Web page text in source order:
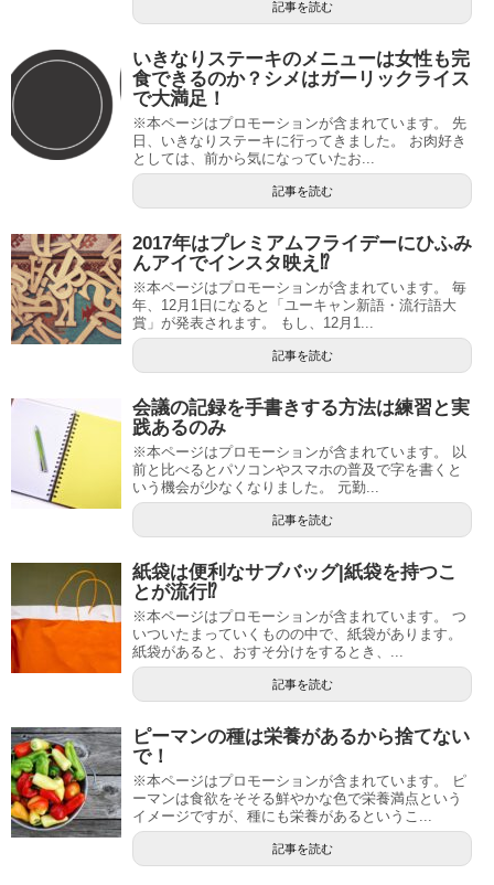
記事を読む
いきなりステーキのメニューは女性も完
食できるのか？シメはガーリックライス
で大満足！
※本ページはプロモーションが含まれています。 先
日、いきなりステーキに行ってきました。 お肉好き
としては、前から気になっていたお...
記事を読む
2017年はプレミアムフライデーにひふみ
んアイでインスタ映え⁉
※本ページはプロモーションが含まれています。 毎
年、12月1日になると「ユーキャン新語・流行語大
賞」が発表されます。 もし、12月1...
記事を読む
会議の記録を手書きする方法は練習と実
践あるのみ
※本ページはプロモーションが含まれています。 以
前と比べるとパソコンやスマホの普及で字を書くと
いう機会が少なくなりました。 元勤...
記事を読む
紙袋は便利なサブバッグ|紙袋を持つこ
とが流行⁉
※本ページはプロモーションが含まれています。 つ
いついたまっていくものの中で、紙袋があります。
紙袋があると、おすそ分けをするとき、...
記事を読む
ピーマンの種は栄養があるから捨てない
で！
※本ページはプロモーションが含まれています。 ピ
ーマンは食欲をそそる鮮やかな色で栄養満点という
イメージですが、種にも栄養があるというこ...
記事を読む